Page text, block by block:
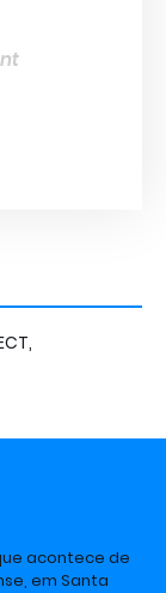
acontece de
em Santa